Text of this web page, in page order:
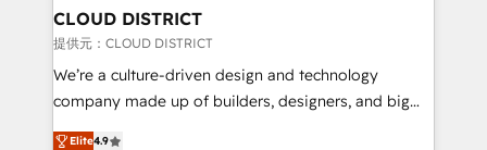
inbound and loop marketing, content, and digital
creativity. Our multicultural team works in Spanish,
Portuguese, and English to design scalable strategies
that drive measurable growth. 🌎 Highlights: • 10+
Platform Migration Excellence. • Top 3 Partner of the
CLOUD DISTRICT
提供元：CLOUD DISTRICT
We’re a culture-driven design and technology
company made up of builders, designers, and big
thinkers. We blend strategy, design, and
Elite4.9